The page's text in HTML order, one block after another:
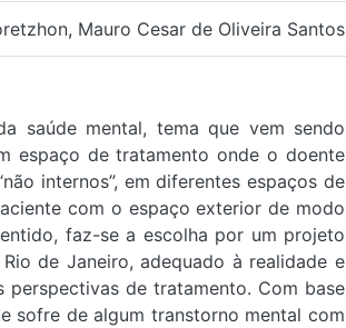
, Mauro Cesar de Oliveira Santos
saúde mental, tema que vem sendo
espaço de tratamento onde o doente
internos”, em diferentes espaços de
com o espaço exterior de modo
faz-se a escolha por um projeto
de Janeiro, adequado à realidade e
perspectivas de tratamento. Com base
sofre de algum transtorno mental com